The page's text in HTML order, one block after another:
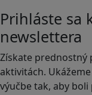
Prihláste sa
newslettera
Získate prednostný
aktivitách.
výučbe tak, aby